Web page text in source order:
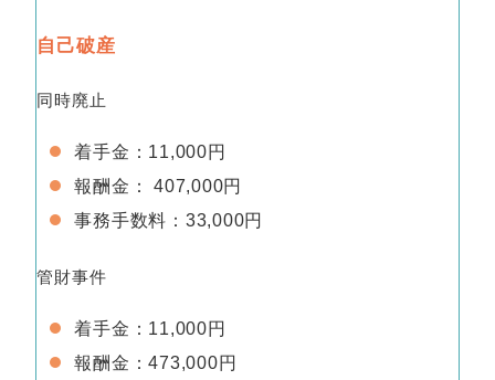
自己破産
同時廃止
着手金：11,000円
報酬金： 407,000円
事務手数料：33,000円
管財事件
着手金：11,000円
報酬金：473,000円